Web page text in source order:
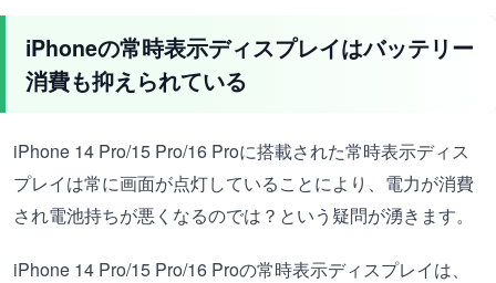
iPhoneの常時表示ディスプレイはバッテリー
消費も抑えられている
iPhone 14 Pro/15 Pro/16 Proに搭載された常時表示ディス
プレイは常に画面が点灯していることにより、電力が消費
され電池持ちが悪くなるのでは？という疑問が湧きます。
iPhone 14 Pro/15 Pro/16 Proの常時表示ディスプレイは、